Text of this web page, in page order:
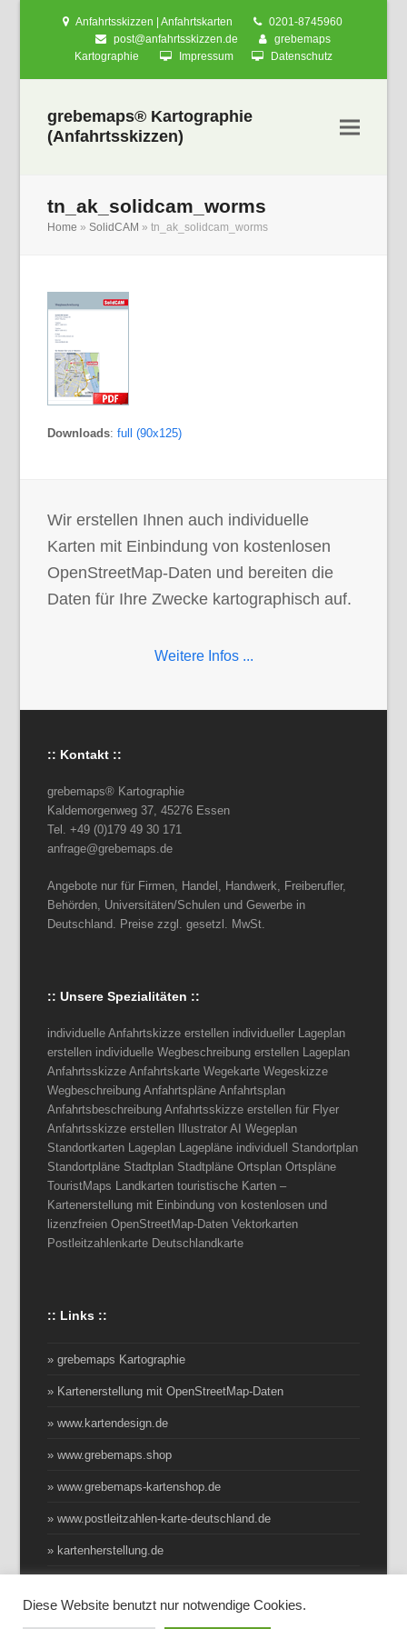
Anfahrtsskizzen | Anfahrtskarten
0201-8745960
post@anfahrtsskizzen.de
grebemaps
Kartographie
Impressum Datenschutz
grebemaps® Kartographie
(Anfahrtsskizzen)
tn_ak_solidcam_worms
Home »SolidCAM »tn_ak_solidcam_worms
Downloads:full (90x125)
Wir erstellen Ihnen auch individuelle
Karten mit Einbindung von kostenlosen
OpenStreetMap-Daten und bereiten die
Daten für Ihre Zwecke kartographisch auf.
Weitere Infos ...
:: Kontakt ::
grebemaps® Kartographie
Kaldemorgenweg 37, 45276 Essen
Tel. +49 (0)179 49 30 171
anfrage@grebemaps.de
Angebote nur für Firmen, Handel, Handwerk, Freiberufler,
Behörden, Universitäten/Schulen und Gewerbe in
Deutschland. Preise zzgl. gesetzl. MwSt.
:: Unsere Spezialitäten ::
individuelle Anfahrtskizze erstellen individueller Lageplan
erstellen individuelle Wegbeschreibung erstellen Lageplan
Anfahrtsskizze Anfahrtskarte Wegekarte Wegeskizze
Wegbeschreibung Anfahrtspläne Anfahrtsplan
Anfahrtsbeschreibung Anfahrtsskizze erstellen für Flyer
Anfahrtsskizze erstellen Illustrator AI Wegeplan
Standortkarten Lageplan Lagepläne individuell Standortplan
Standortpläne Stadtplan Stadtpläne Ortsplan Ortspläne
TouristMaps Landkarten touristische Karten –
Kartenerstellung mit Einbindung von kostenlosen und
lizenzfreien OpenStreetMap-Daten Vektorkarten
Postleitzahlenkarte Deutschlandkarte
:: Links ::
» grebemaps Kartographie
» Kartenerstellung mit OpenStreetMap-Daten
» www.kartendesign.de
» www.grebemaps.shop
» www.grebemaps-kartenshop.de
» www.postleitzahlen-karte-deutschland.de
» kartenherstellung.de
Diese Website benutzt nur notwendige Cookies.